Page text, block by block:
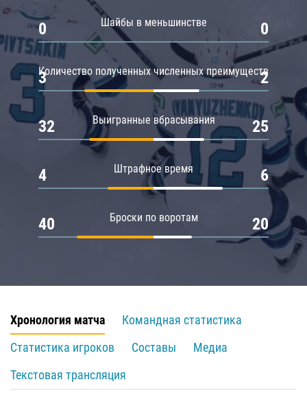
Шайбы в меньшинстве
0 0
Количество полученных численных преимуществ
3 2
Выигранные вбрасывания
32 25
Штрафное время
4 6
Броски по воротам
40 20
Хронология матча
Командная статистика
Статистика игроков
Составы
Медиа
Текстовая трансляция